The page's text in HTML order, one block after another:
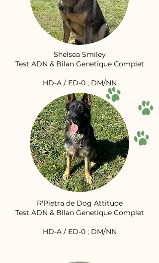
Shelsea Smiley
Test ADN & Bilan Genetique Complet
HD-A / ED-0 ; DM/NN
R'Pietra de Dog Attitude
Test ADN & Bilan Genetique Complet
HD-A / ED-0 ; DM/NN